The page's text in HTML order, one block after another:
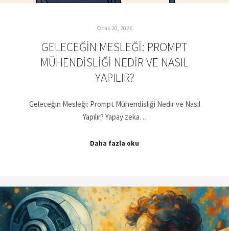
Ocak 20, 2026
GELECEĞIN MESLEĞI: PROMPT
MÜHENDISLIĞI NEDIR VE NASIL
YAPILIR?
Geleceğin Mesleği: Prompt Mühendisliği Nedir ve Nasıl
Yapılır? Yapay zeka…
Daha fazla oku